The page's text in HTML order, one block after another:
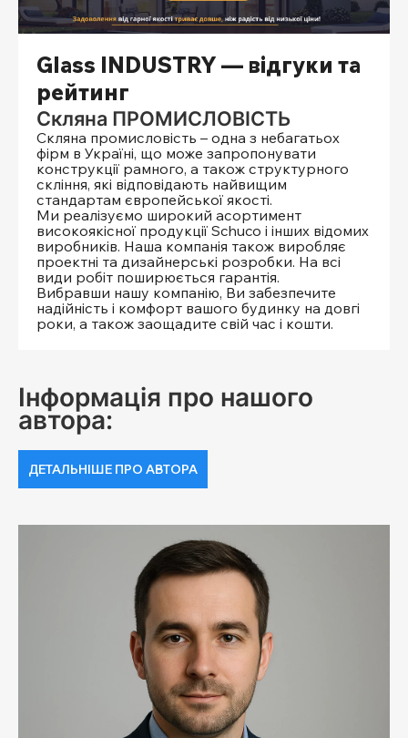
Glass INDUSTRY — відгуки та
рейтинг
Скляна ПРОМИСЛОВІСТЬ
Скляна промисловість – одна з небагатьох
фірм в Україні, що може запропонувати
конструкції рамного, а також структурного
скління, які відповідають найвищим
стандартам європейської якості.
Ми реалізуємо широкий асортимент
високоякісної продукції Schuco і інших відомих
виробників. Наша компанія також виробляє
проектні та дизайнерські розробки. На всі
види робіт поширюється гарантія.
Вибравши нашу компанію, Ви забезпечите
надійність і комфорт вашого будинку на довгі
роки, а також заощадите свій час і кошти.
Інформація про нашого
автора:
ДЕТАЛЬНІШЕ ПРО АВТОРА